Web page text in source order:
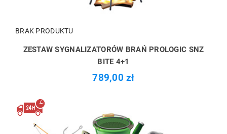
BRAK PRODUKTU
ZESTAW SYGNALIZATORÓW BRAŃ PROLOGIC SNZ
BITE 4+1
789,00 zł